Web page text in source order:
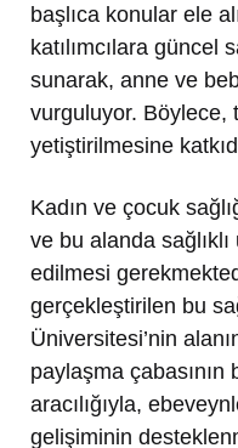
başlıca konular ele
katılımcılara güncel
sunarak, anne ve
vurguluyor. Böylece,
yetiştirilmesine
Kadın ve çocuk
ve bu alanda
edilmesi
gerçekleştirilen bu
Üniversitesi’nin
paylaşma
aracılığıyla,
gelişiminin